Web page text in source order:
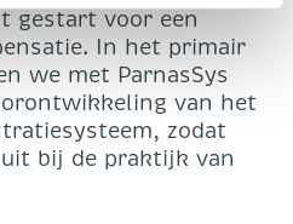
gestart voor een
In het primair
we met ParnasSys
van het
zodat
bij de praktijk van